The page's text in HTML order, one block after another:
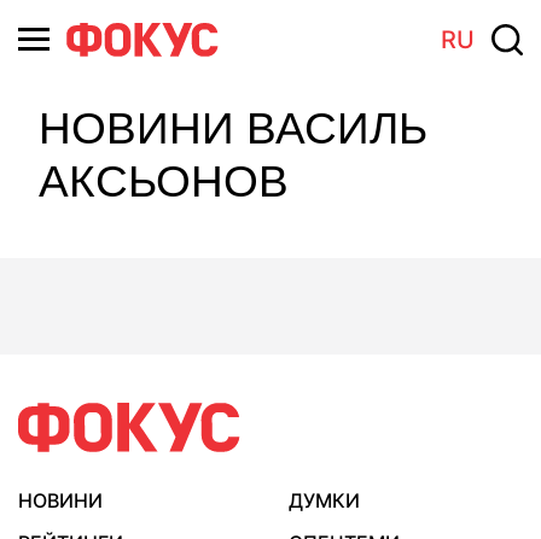
RU
НОВИНИ ВАСИЛЬ
АКСЬОНОВ
НОВИНИ
ДУМКИ